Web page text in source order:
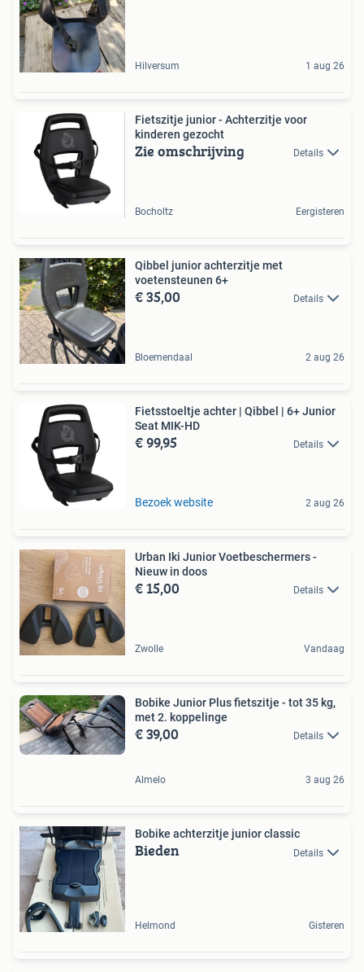
Hilversum 1 aug 26
Fietszitje junior - Achterzitje voor
kinderen gezocht
Zie omschrijving Details
Bocholtz Eergisteren
Qibbel junior achterzitje met
voetensteunen 6+
€ 35,00 Details
Bloemendaal 2 aug 26
Fietsstoeltje achter | Qibbel | 6+ Junior
Seat MIK-HD
€ 99,95 Details
Bezoek website 2 aug 26
Urban Iki Junior Voetbeschermers -
Nieuw in doos
€ 15,00 Details
Zwolle Vandaag
Bobike Junior Plus fietszitje - tot 35 kg,
met 2. koppelinge
€ 39,00 Details
Almelo 3 aug 26
Bobike achterzitje junior classic
Bieden Details
Helmond Gisteren